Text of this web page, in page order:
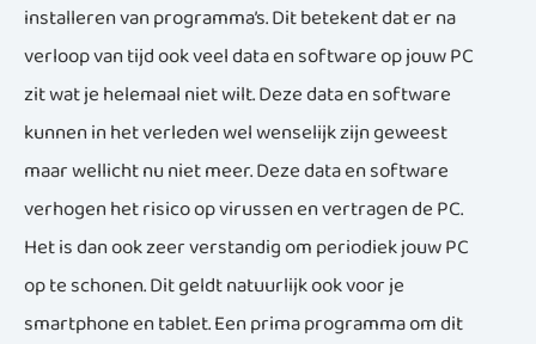
installeren van programma’s. Dit betekent dat er na
verloop van tijd ook veel data en software op jouw PC
zit wat je helemaal niet wilt. Deze data en software
kunnen in het verleden wel wenselijk zijn geweest
maar wellicht nu niet meer. Deze data en software
verhogen het risico op virussen en vertragen de PC.
Het is dan ook zeer verstandig om periodiek jouw PC
op te schonen. Dit geldt natuurlijk ook voor je
smartphone en tablet. Een prima programma om dit